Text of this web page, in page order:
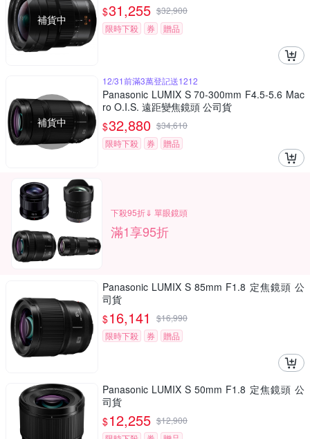
補貨中
$31,255 $32,900
限時下殺
券 贈品
補貨中
12/31前滿3萬登記送1212
Panasonic LUMIX S 70-300mm F4.5-5.6 Mac
ro O.I.S. 遠距變焦鏡頭 公司貨
$32,880 $34,610
限時下殺
券 贈品
下殺95折⇓ 單眼鏡頭
滿1享95折
Panasonic LUMIX S 85mm F1.8 定焦鏡頭 公
司貨
$16,141 $16,990
限時下殺
券 贈品
Panasonic LUMIX S 50mm F1.8 定焦鏡頭 公
司貨
$12,255 $12,900